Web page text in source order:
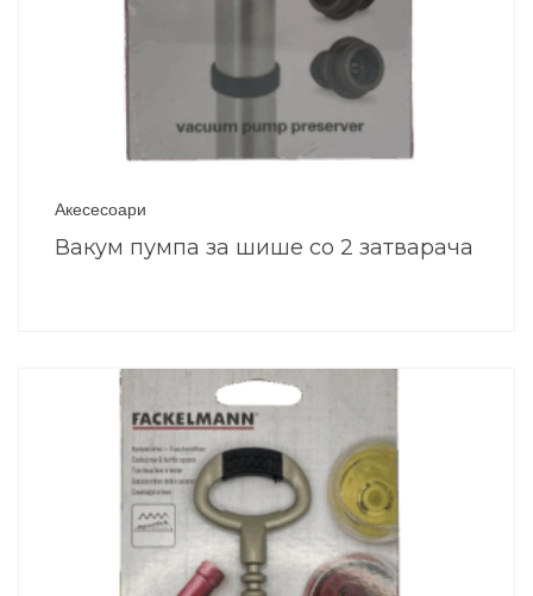
Акесесоари
Вакум пумпа за шише со 2 затварача